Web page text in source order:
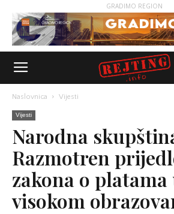
GRADIMO REGION
Naslovnica Vijesti
Vijesti
Narodna
Razmotren
zakona o platama
visokom